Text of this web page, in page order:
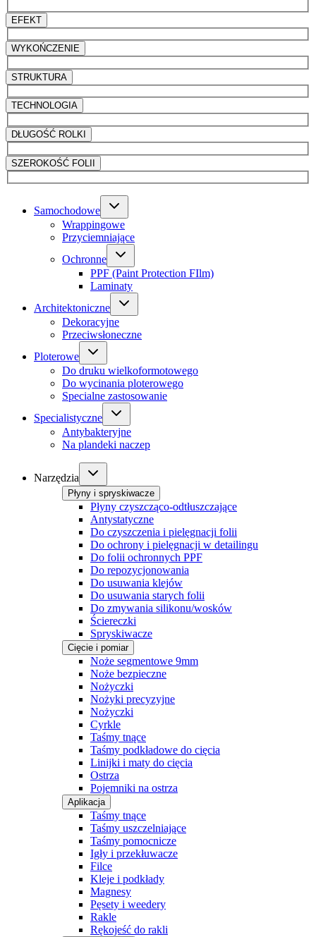
EFEKT
WYKOŃCZENIE
STRUKTURA
TECHNOLOGIA
DŁUGOŚĆ ROLKI
SZEROKOŚĆ FOLII
Samochodowe
Wrappingowe
Przyciemniające
Ochronne
PPF (Paint Protection FIlm)
Laminaty
Architektoniczne
Dekoracyjne
Przeciwsłoneczne
Ploterowe
Do druku wielkoformotowego
Do wycinania ploterowego
Specialne zastosowanie
Specialistyczne
Antybakteryjne
Na plandeki naczep
Narzędzia
Płyny i spryskiwacze
Płyny czyszcząco-odtłuszczające
Antystatyczne
Do czyszczenia i pielęgnacji folii
Do ochrony i pielęgnacji w detailingu
Do folii ochronnych PPF
Do repozycjonowania
Do usuwania klejów
Do usuwania starych folii
Do zmywania silikonu/wosków
Ściereczki
Spryskiwacze
Cięcie i pomiar
Noże segmentowe 9mm
Noże bezpieczne
Nożyczki
Nożyki precyzyjne
Nożyczki
Cyrkle
Taśmy tnące
Taśmy podkładowe do cięcia
Linijki i maty do cięcia
Ostrza
Pojemniki na ostrza
Aplikacja
Taśmy tnące
Taśmy uszczelniające
Taśmy pomocnicze
Igły i przekłuwacze
Filce
Kleje i podkłady
Magnesy
Pęsety i weedery
Rakle
Rękojeść do rakli